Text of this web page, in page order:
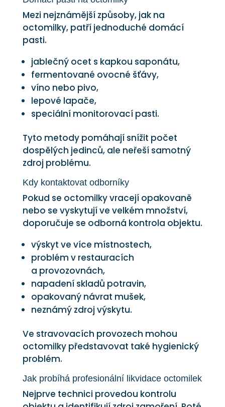
Mezi nejznámější způsoby, jak na
octomilky, patří jednoduché domácí
pasti.
jablečný ocet s kapkou saponátu,
fermentované ovocné šťávy,
víno nebo pivo,
lepové lapače,
speciální monitorovací pasti.
Tyto metody pomáhají snížit počet
dospělých jedinců, ale neřeší samotný
zdroj problému.
Kdy kontaktovat odborníky
Pokud se octomilky vracejí opakovaně
nebo se vyskytují ve velkém množství,
doporučuje se odborná kontrola objektu.
výskyt ve více místnostech,
problém v restauracích
a provozovnách,
napadení skladů potravin,
opakovaný návrat mušek,
neznámý zdroj výskytu.
Ve stravovacích provozech mohou
octomilky představovat také hygienický
problém.
Jak probíhá profesionální likvidace octomilek
Nejprve technici provedou kontrolu